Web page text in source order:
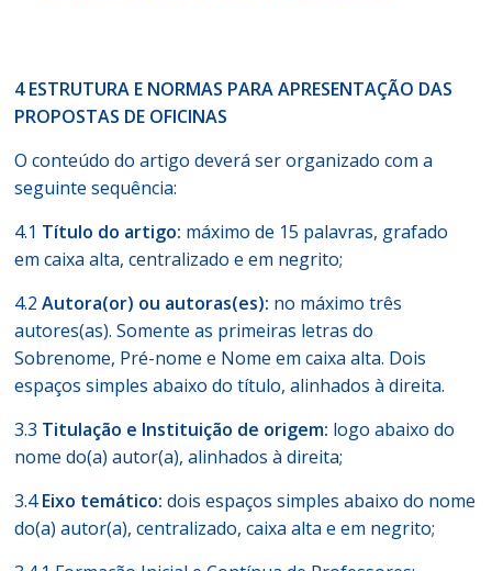
4 ESTRUTURA E NORMAS PARA APRESENTAÇÃO DAS
PROPOSTAS DE OFICINAS
O conteúdo do artigo deverá ser organizado com a
seguinte sequência:
4.1 Título do artigo: máximo de 15 palavras, grafado
em caixa alta, centralizado e em negrito;
4.2Autora(or) ou autoras(es): no máximo três
autores(as). Somente as primeiras letras do
Sobrenome, Pré-nome e Nome em caixa alta. Dois
espaços simples abaixo do título, alinhados à direita.
3.3 Titulação e Instituição de origem: logo abaixo do
nome do(a) autor(a), alinhados à direita;
3.4Eixo temático: dois espaços simples abaixo do nome
do(a) autor(a), centralizado, caixa alta e em negrito;